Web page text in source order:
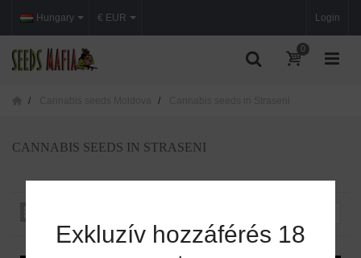
Hungary Login
€ EUR
0
CANNABIS SEEDS IN STRASENI
Exkluzív hozzáférés 18